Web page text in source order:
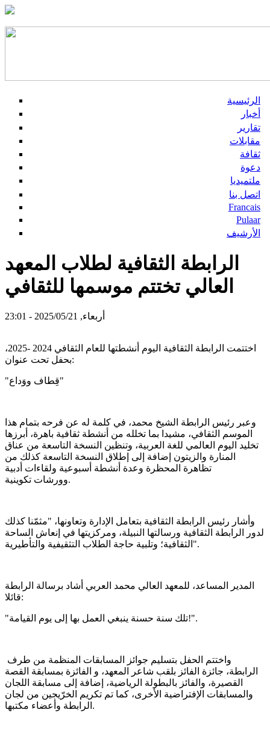
الرئيسية
أخبار
تقارير
مقابلات
ثقافة
دعوة
ملتميديا
اتصل بنا
Francais
Pulaar
الأرشيف
الرابطة الثقافية لطلاب المعهد
العالي تختتم موسمها للثقافي
أربعاء, 2025/05/21 - 23:01
اختتمت الرابطة الثقافية اليوم أنشطتها للعام الثقافي 2024 -2025،
بحفل تحت عنوان:
"قِطاف ووَداع"
وعبر رئيس الرابطة الشيخ محمد، في كلمة له عن فرحه بتمام هذا
الموسم الثقافي، مشيدا بما تخلله من أنشطة ثقافية باهرة، أبرزها
تخليد اليوم العالمي للغة العربية، وتنظين النسخة التاسعة من عناق
المنارة والزيتون إضافة إلى إطلاق النسخة التاسعة كذلك من
تظاهرة المحظرة وعدة أنشطة أسبوعية ولقاءات أدبية
وورشات تكوينية.
وأشار رئيس الرابطة الثقافية بتعامل الإدارة وتعاونها، "مثمّنا كذلك
لدور الرابطة الثقافية ورسالتها النبيلة، ومركزيتها في إنعاش الساحة
الثقافية؛ وتلبية حاجة الطلاب التثقيفية والتأطيرية".
المدير المساعد، للمعهد العالي محمد العربي أشاد برسالة الرابطة
قائلا:
"تلك سنة حسنة ينبغي العمل بها إلى يوم القيامة!".
الرابطة، جائزة الفائز بلقب شاعر المعهد، و الفائزة بمسابقة القصة
القصيرة، والفائز بالبطولة الرياضية، إضافة إلى مسابقة اللجان
والمسابقات الإفتراضية الأخرى، كما تم تكريم الخرّيجين من لجان
الرابطة وأعضاء مكتبها.